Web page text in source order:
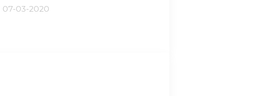
07-03-2020